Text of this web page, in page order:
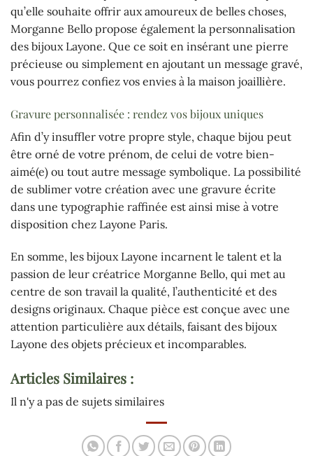
qu’elle souhaite offrir aux amoureux de belles choses,
Morganne Bello propose également la personnalisation
des bijoux Layone. Que ce soit en insérant une pierre
précieuse ou simplement en ajoutant un message gravé,
vous pourrez confiez vos envies à la maison joaillière.
Gravure personnalisée : rendez vos bijoux uniques
Afin d’y insuffler votre propre style, chaque bijou peut
être orné de votre prénom, de celui de votre bien-
aimé(e) ou tout autre message symbolique. La possibilité
de sublimer votre création avec une gravure écrite
dans une typographie raffinée est ainsi mise à votre
disposition chez Layone Paris.
En somme, les bijoux Layone incarnent le talent et la
passion de leur créatrice Morganne Bello, qui met au
centre de son travail la qualité, l’authenticité et des
designs originaux. Chaque pièce est conçue avec une
attention particulière aux détails, faisant des bijoux
Layone des objets précieux et incomparables.
Articles Similaires :
Il n'y a pas de sujets similaires